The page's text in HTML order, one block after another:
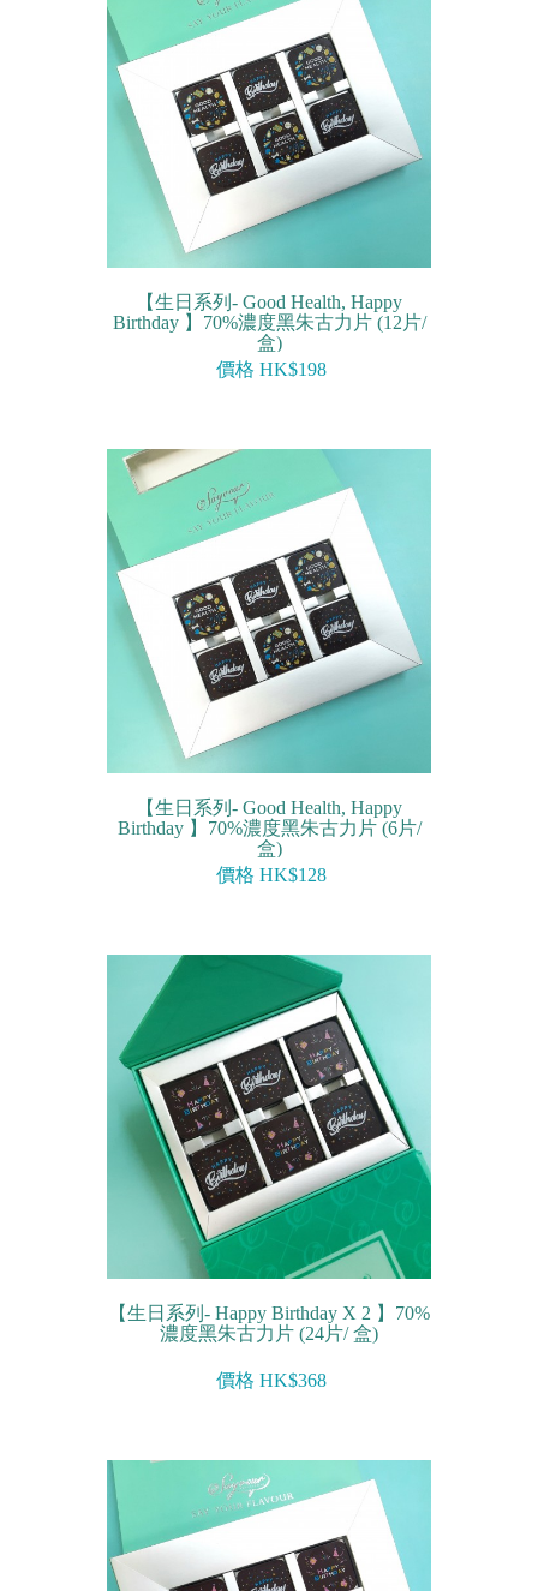
【生日系列- Good Health, Happy
Birthday 】70%濃度黑朱古力片 (12片/
盒)
價格 HK$198
【生日系列- Good Health, Happy
Birthday 】70%濃度黑朱古力片 (6片/
盒)
價格 HK$128
【生日系列- Happy Birthday X 2 】70%
濃度黑朱古力片 (24片/ 盒)
價格 HK$368